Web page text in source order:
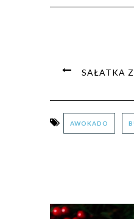
SAŁATKA
AWOKADO